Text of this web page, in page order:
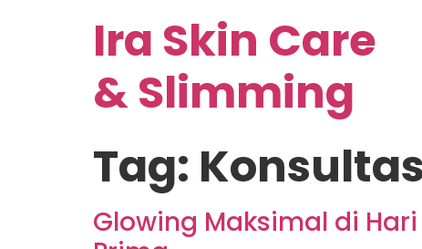
Ira Skin Care
& Slimming
Tag:
Glowing Maksimal di